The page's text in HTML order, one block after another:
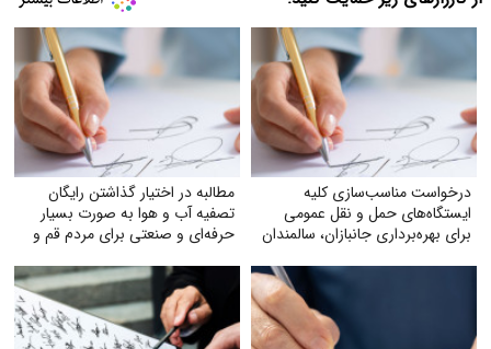
درخواست مناسب‌سازی کلیه
ایستگاه‌های حمل‌ و نقل عمومی
برای بهره‌برداری جانبازان، سالمندان
مطالبه در اختیار گذاشتن رایگان
تصفیه آب و هوا به‌ صورت بسیار
حرفه‌ای و صنعتی برای مردم قم و